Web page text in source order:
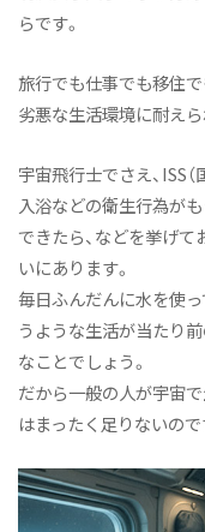
らです。
旅行でも仕事でも移住
劣悪な生活環境に耐えら
宇宙飛行士でさえ、ISS
入浴などの衛生行為が
できたら、などを挙げ
いにあります。
毎日ふんだんに水を使っ
うような生活が当たり
なことでしょう。
だから一般の人が宇宙
はまったく足りないので